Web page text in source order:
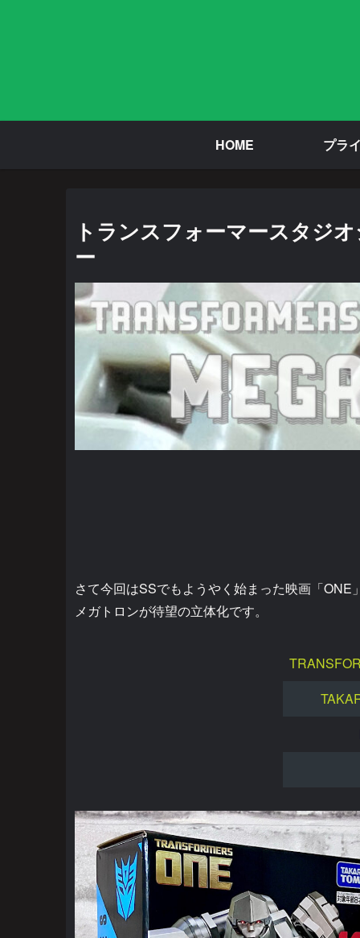
HOME プラ
トランスフォーマースタジ
ー
さて今回はSSでもようやく始まった映画「
メガトロンが待望の立体化です。